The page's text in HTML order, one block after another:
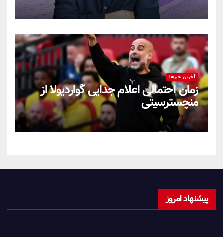
آخرین خبرها
زمان احتمالی اعلام جدایی گواردیولا از
منچسترسیتی
پیشنهاد امروز